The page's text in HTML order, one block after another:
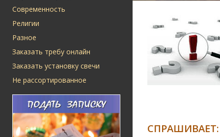
Современность
Религии
Разное
Заказать требу онлайн
Заказать установку свечи
Не рассортированное
СПРАШИВАЕТ: